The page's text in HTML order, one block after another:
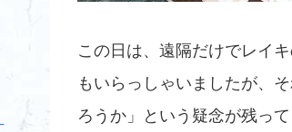
この日は、遠隔だけでレイ
もいらっしゃいましたが、
ろうか」という疑念が残っ